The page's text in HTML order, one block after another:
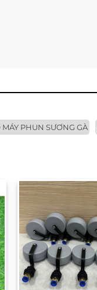
MÁY PHUN SƯƠNG GÀ